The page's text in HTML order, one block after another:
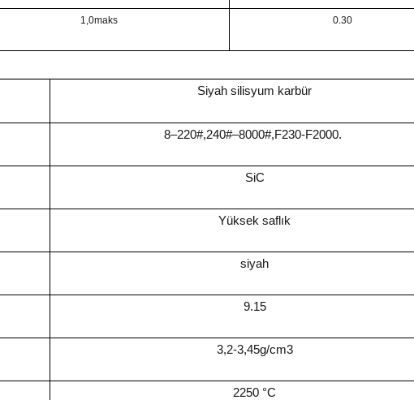
1,0maks 0.30
Siyah silisyum karbür
8–220#,240#–8000#,F230-F2000.
SiC
Yüksek saflık
siyah
9.15
3,2-3,45g/cm3
2250 °C